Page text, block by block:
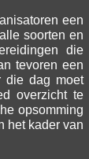
een
soorten en
die
tevoren een
die dag moet
overzicht te
opsomming
het kader van